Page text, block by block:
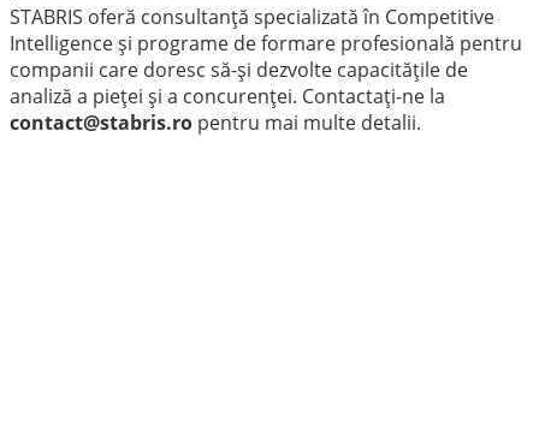
STABRIS oferă consultanță specializată în Competitive
Intelligence și programe de formare profesională pentru
companii care doresc să-și dezvolte capacitățile de
analiză a pieței și a concurenței. Contactați-ne la
contact@stabris.ro pentru mai multe detalii.